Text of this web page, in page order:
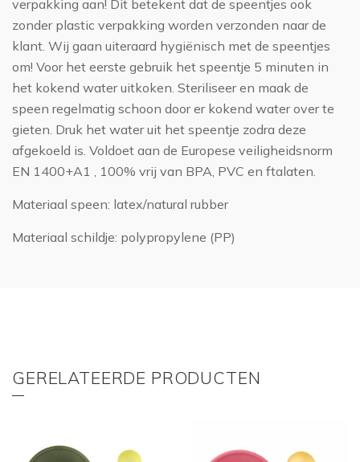
verpakking aan! Dit betekent dat de speentjes ook
zonder plastic verpakking worden verzonden naar de
klant. Wij gaan uiteraard hygiënisch met de speentjes
om! Voor het eerste gebruik het speentje 5 minuten in
het kokend water uitkoken. Steriliseer en maak de
speen regelmatig schoon door er kokend water over te
gieten. Druk het water uit het speentje zodra deze
afgekoeld is. Voldoet aan de Europese veiligheidsnorm
EN 1400+A1 , 100% vrij van BPA, PVC en ftalaten.
Materiaal speen: latex/natural rubber
Materiaal schildje: polypropylene (PP)
GERELATEERDE PRODUCTEN